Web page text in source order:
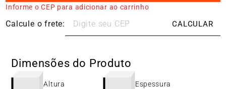
Informe o CEP para adicionar ao carrinho
Dimensões do Produto
Altura
Espessura